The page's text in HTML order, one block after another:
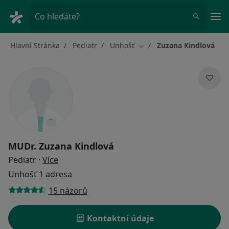
Co hledáte?
Hlavní Stránka Pediatr Unhošť Změna města
Zuzana Kindlová
MUDr. Zuzana Kindlová
Pediatr · Více
Unhošť1 adresa
15 názorů
Kontaktní údaje